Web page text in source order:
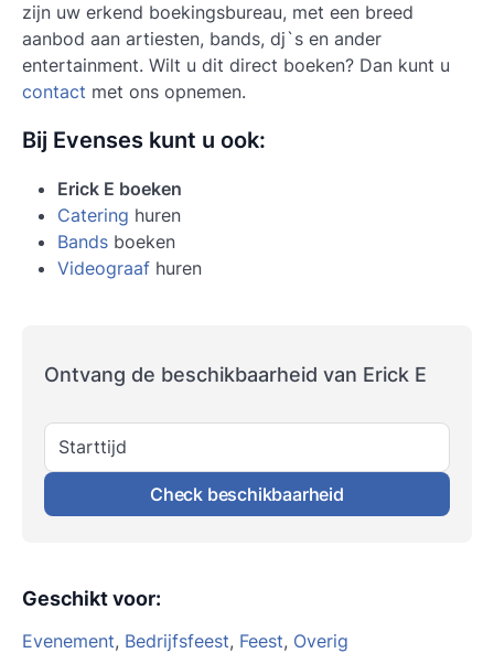
zijn uw erkend boekingsbureau, met een breed
aanbod aan artiesten, bands, dj`s en ander
entertainment. Wilt u dit direct boeken? Dan kunt u
contact met ons opnemen.
Bij Evenses kunt u ook:
Erick E boeken
Catering huren
Bands boeken
Videograaf huren
Ontvang de beschikbaarheid van Erick E
Starttijd
Check beschikbaarheid
Geschikt voor:
Evenement, Bedrijfsfeest, Feest, Overig